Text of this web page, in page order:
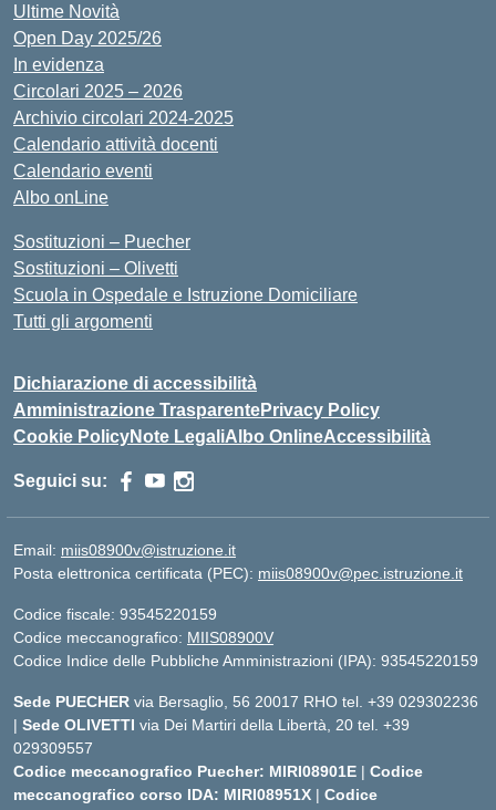
Ultime Novità
Open Day 2025/26
In evidenza
Circolari 2025 – 2026
Archivio circolari 2024-2025
Calendario attività docenti
Calendario eventi
Albo onLine
Sostituzioni – Puecher
Sostituzioni – Olivetti
Scuola in Ospedale e Istruzione Domiciliare
Tutti gli argomenti
Dichiarazione di accessibilità
Amministrazione TrasparentePrivacy Policy
Cookie PolicyNote LegaliAlbo OnlineAccessibilità
Seguici su:
Email: miis08900v@istruzione.it
Posta elettronica certificata (PEC): miis08900v@pec.istruzione.it
Codice fiscale: 93545220159
Codice meccanografico: MIIS08900V
Codice Indice delle Pubbliche Amministrazioni (IPA): 93545220159
Sede PUECHER via Bersaglio, 56 20017 RHO tel. +39 029302236
| Sede OLIVETTI via Dei Martiri della Libertà, 20 tel. +39
029309557
Codice meccanografico Puecher: MIRI08901E | Codice
meccanografico corso IDA: MIRI08951X | Codice